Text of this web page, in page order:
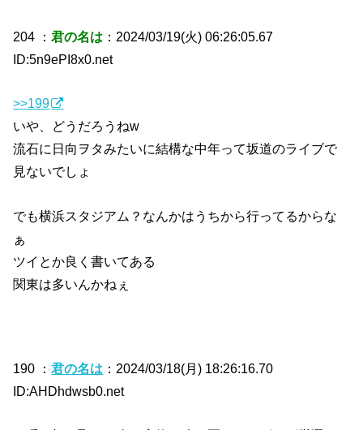
204 ：君の名は ：2024/03/19(火) 06:26:05.67
ID:5n9ePI8x0.net
>>199
いや、どうだろうねw
流石に日向ヲタみたいに結構な中年って坂道のライブで
見ないでしょ
でも横浜スタジアム？なんかはうちから行ってるからな
ぁ
ツイとか良く書いてある
関東は多いんかねぇ
190 ：君の名は ：2024/03/18(月) 18:26:16.70
ID:AHDhdwsb0.net